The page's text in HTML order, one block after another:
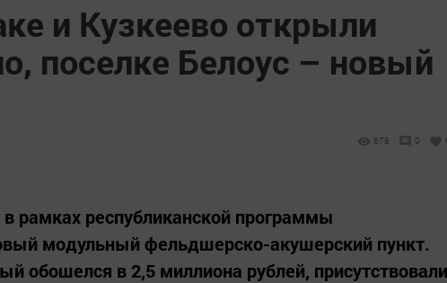
и Кузкеево открыли
поселке Белоус – новый
678 0
рамках республиканской программы
модульный фельдшерско-акушерский пункт.
обошелся в 2,5 миллиона рублей, присутствовали